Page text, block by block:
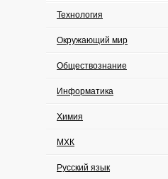
Технология
Окружающий мир
Обществознание
Информатика
Химия
МХК
Русский язык